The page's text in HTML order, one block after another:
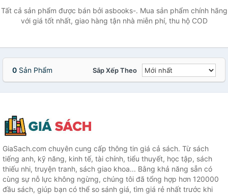
Tất cả sản phẩm được bán bởi asbooks-. Mua sản phẩm chính hãng
với giá tốt nhất, giao hàng tận nhà miễn phí, thu hộ COD
0 Sản Phẩm Sắp Xếp Theo
GiaSach.com chuyên cung cấp thông tin giá cả sách. Từ sách
tiếng anh, kỹ năng, kinh tế, tài chính, tiểu thuyết, học tập, sách
thiếu nhi, truyện tranh, sách giao khoa... Bằng khả năng sẵn có
cùng sự nỗ lực không ngừng, chúng tôi đã tổng hợp hơn 120000
đầu sách, giúp bạn có thể so sánh giá, tìm giá rẻ nhất trước khi